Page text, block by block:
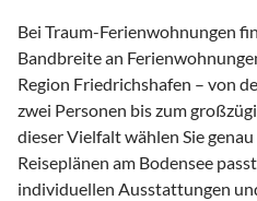
Bei Traum-Ferienwohnungen
Bandbreite an
Region Friedrichshafen – von
zwei Personen bis zum
dieser Vielfalt wählen Sie
Reiseplänen am Bodensee
individuellen Ausstattungen